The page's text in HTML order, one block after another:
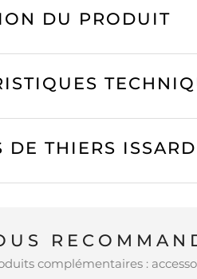
DU PRODUIT
DE THIERS ISSARD
complémentaires :